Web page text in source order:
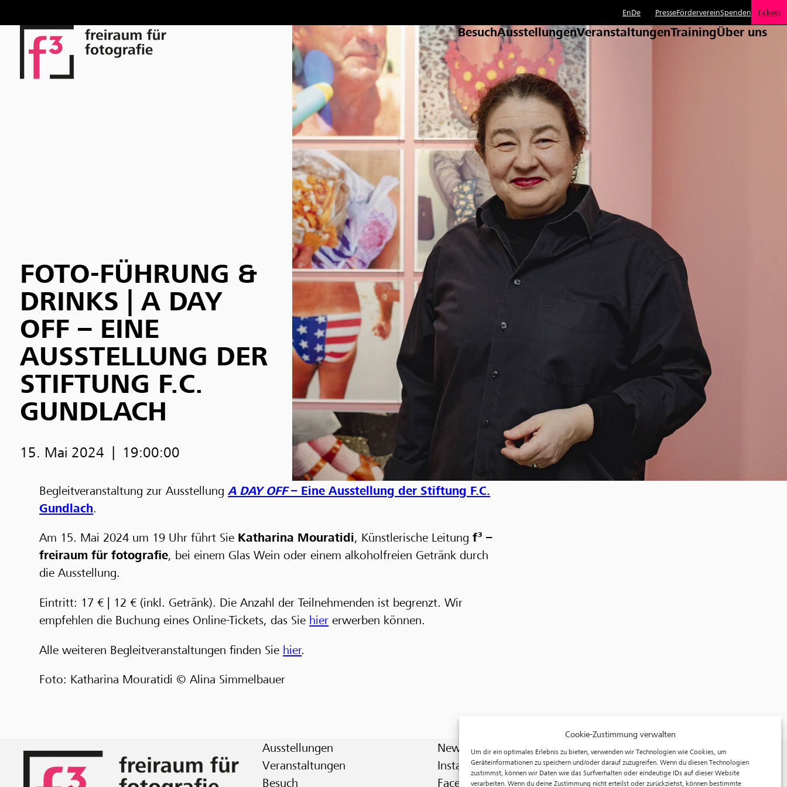
Cookie-Zustimmung verwalten
Um dir ein optimales Erlebnis zu bieten, verwenden wir Technologien wie Cookies, um
Geräteinformationen zu speichern und/oder darauf zuzugreifen. Wenn du diesen Technologien
zustimmst, können wir Daten wie das Surfverhalten oder eindeutige IDs auf dieser Website
verarbeiten. Wenn du deine Zustimmung nicht erteilst oder zurückziehst, können bestimmte
EnDe PresseFördervereinSpenden Tickets
BesuchAusstellungenVeranstaltungenTrainingÜber uns
FOTO-FÜHRUNG &
DRINKS | A DAY
OFF – EINE
AUSSTELLUNG DER
STIFTUNG F.C.
GUNDLACH
15. Mai 2024 19:00:00
Begleitveranstaltung zur AusstellungA DAY OFF– Eine Ausstellung der Stiftung F.C.
Gundlach.
Am 15. Mai 2024 um 19 Uhr führt Sie Katharina Mouratidi, Künstlerische Leitungf³ –
freiraum für fotografie, bei einem Glas Wein oder einem alkoholfreien Getränk durch
die Ausstellung.
Eintritt: 17 € | 12 € (inkl. Getränk). Die Anzahl der Teilnehmenden ist begrenzt. Wir
empfehlen die Buchung eines Online-Tickets, das Sie hier erwerben können.
Alle weiteren Begleitveranstaltungen finden Sie hier.
Foto: Katharina Mouratidi © Alina Simmelbauer
Ausstellungen
Veranstaltungen
Besuch
Newsletter
Instagram
Facebook
f³ – freiraum für fotografie
Prinzessinnenstraße 30